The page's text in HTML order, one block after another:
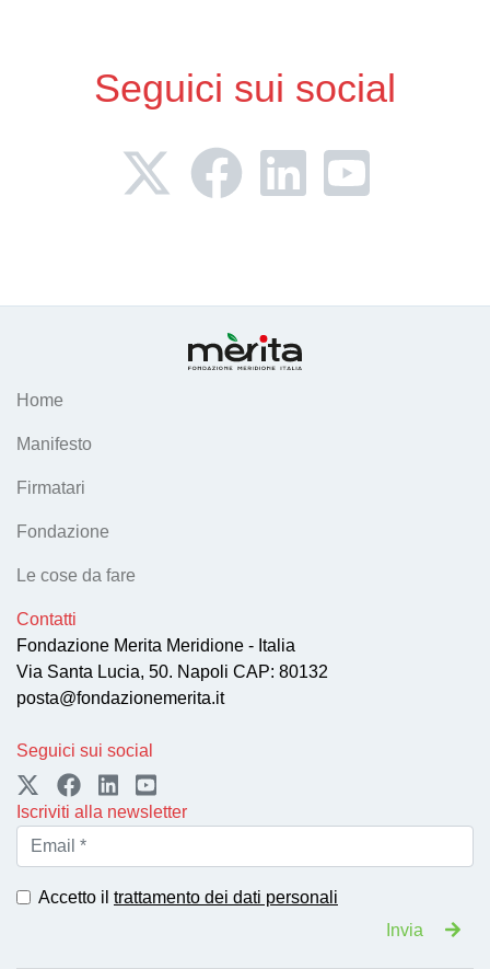
Seguici sui social
Home
Manifesto
Firmatari
Fondazione
Le cose da fare
Contatti
Fondazione Merita Meridione - Italia
Via Santa Lucia, 50. Napoli CAP: 80132
posta@fondazionemerita.it
Seguici sui social
Iscriviti alla newsletter
Accetto il trattamento dei dati personali
Invia